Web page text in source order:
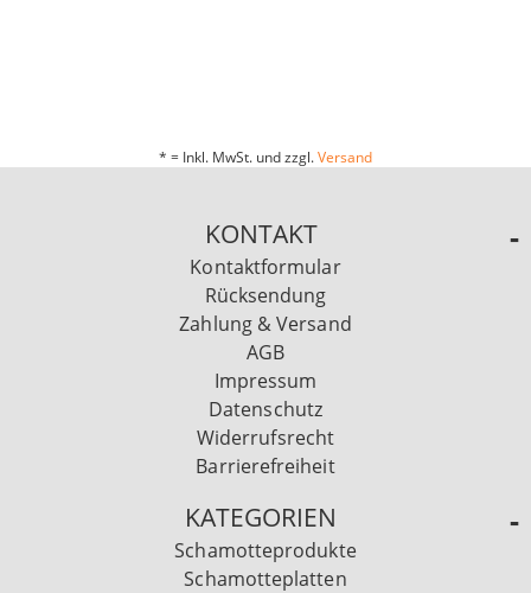
* = Inkl. MwSt. und zzgl.Versand
KONTAKT
Kontaktformular
Rücksendung
Zahlung & Versand
AGB
Impressum
Datenschutz
Widerrufsrecht
Barrierefreiheit
KATEGORIEN
Schamotteprodukte
Schamotteplatten